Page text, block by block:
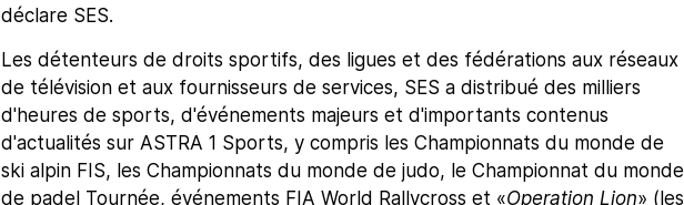
déclare SES.
Les détenteurs de droits sportifs, des ligues et des fédérations aux réseaux
de télévision et aux fournisseurs de services, SES a distribué des milliers
d'heures de sports, d'événements majeurs et d'importants contenus
d'actualités sur ASTRA 1 Sports, y compris les Championnats du monde de
ski alpin FIS, les Championnats du monde de judo, le Championnat du monde
de padel Tournée, événements FIA World Rallycross et «Operation Lion» (les